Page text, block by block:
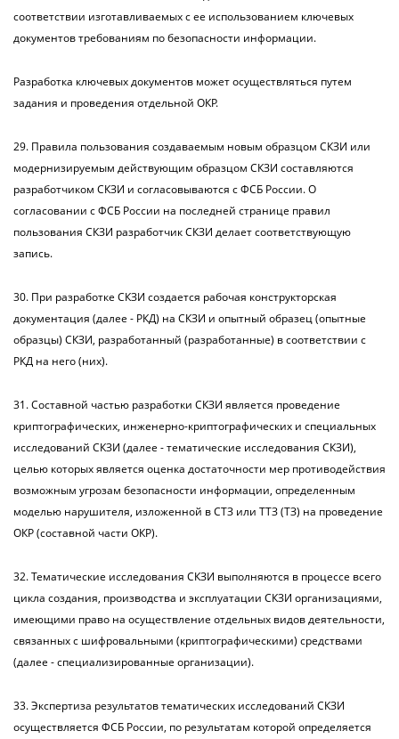
соответствии изготавливаемых с ее использованием ключевых
документов требованиям по безопасности информации.
Разработка ключевых документов может осуществляться путем
задания и проведения отдельной ОКР.
29. Правила пользования создаваемым новым образцом СКЗИ или
модернизируемым действующим образцом СКЗИ составляются
разработчиком СКЗИ и согласовываются с ФСБ России. О
согласовании с ФСБ России на последней странице правил
пользования СКЗИ разработчик СКЗИ делает соответствующую
запись.
30. При разработке СКЗИ создается рабочая конструкторская
документация (далее - РКД) на СКЗИ и опытный образец (опытные
образцы) СКЗИ, разработанный (разработанные) в соответствии с
РКД на него (них).
31. Составной частью разработки СКЗИ является проведение
криптографических, инженерно-криптографических и специальных
исследований СКЗИ (далее - тематические исследования СКЗИ),
целью которых является оценка достаточности мер противодействия
возможным угрозам безопасности информации, определенным
моделью нарушителя, изложенной в СТЗ или ТТЗ (ТЗ) на проведение
ОКР (составной части ОКР).
32. Тематические исследования СКЗИ выполняются в процессе всего
цикла создания, производства и эксплуатации СКЗИ организациями,
имеющими право на осуществление отдельных видов деятельности,
связанных с шифровальными (криптографическими) средствами
(далее - специализированные организации).
33. Экспертиза результатов тематических исследований СКЗИ
осуществляется ФСБ России, по результатам которой определяется